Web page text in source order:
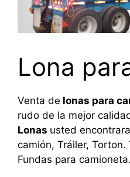
Lona
Venta de lonas para
rudo de la mejor
Lonas usted
camión, Tráiler,
Fundas para camioneta.